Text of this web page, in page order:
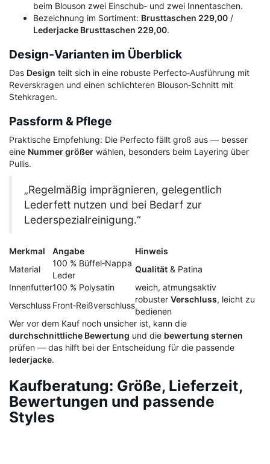
beim Blouson zwei Einschub‑ und zwei Innentaschen.
Bezeichnung im Sortiment: Brusttaschen 229,00 /
Lederjacke Brusttaschen 229,00.
Design‑Varianten im Überblick
Das Design teilt sich in eine robuste Perfecto‑Ausführung mit
Reverskragen und einen schlichteren Blouson‑Schnitt mit
Stehkragen.
Passform & Pflege
Praktische Empfehlung: Die Perfecto fällt groß aus — besser
eine Nummer größer wählen, besonders beim Layering über
Pullis.
„Regelmäßig imprägnieren, gelegentlich
Lederfett nutzen und bei Bedarf zur
Lederspezialreinigung.“
Merkmal Angabe
Hinweis
Material
100 % Büffel‑Nappa
Leder
Qualität & Patina
Innenfutter100 % Polysatin
weich, atmungsaktiv
Verschluss Front‑Reißverschluss
robuster Verschluss, leicht zu
bedienen
Wer vor dem Kauf noch unsicher ist, kann die
durchschnittliche Bewertung und die bewertung sternen
prüfen — das hilft bei der Entscheidung für die passende
lederjacke.
Kaufberatung: Größe, Lieferzeit,
Bewertungen und passende
Styles